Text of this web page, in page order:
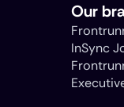
Our
InSync